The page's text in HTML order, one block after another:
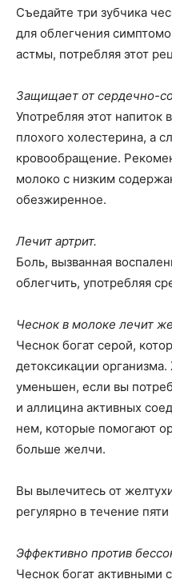
Съедайте три зубчика
для облегчения
астмы, потребляя этот
Защищает от сердечно-
Употребляя этот
плохого холестерина, а
кровообращение.
молоко с низким
обезжиренное.
Лечит артрит.
Боль, вызванная
облегчить, употребляя
Чеснок в молоке лечит
Чеснок богат серой,
детоксикации
уменьшен, если вы
и аллицина активных
нем, которые помогают
больше желчи.
Вы вылечитесь от
регулярно в течение
Эффективно против
Чеснок богат активными